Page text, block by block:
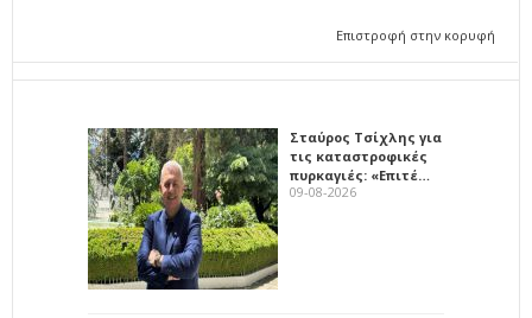
Επιστροφή στην κορυφή
Σταύρος Τσίχλης για
τις καταστροφικές
πυρκαγιές: «Επιτέ…
09-08-2026